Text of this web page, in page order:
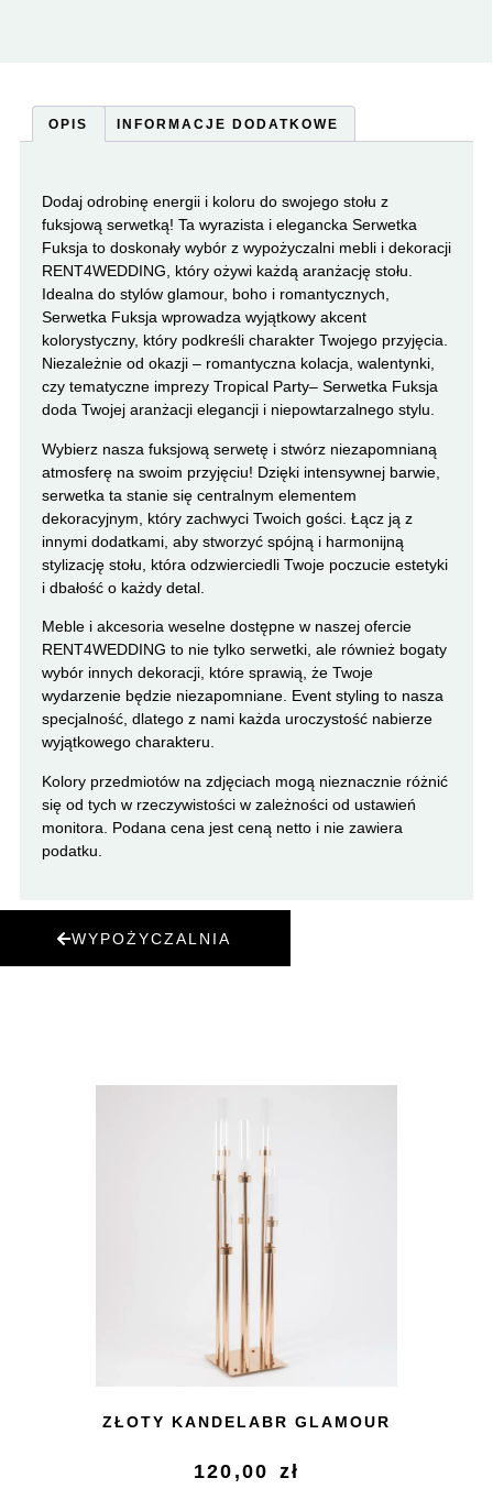
OPIS INFORMACJE DODATKOWE
Dodaj odrobinę energii i koloru do swojego stołu z
fuksjową serwetką! Ta wyrazista i elegancka Serwetka
Fuksja to doskonały wybór z wypożyczalni mebli i dekoracji
RENT4WEDDING, który ożywi każdą aranżację stołu.
Idealna do stylów glamour, boho i romantycznych,
Serwetka Fuksja wprowadza wyjątkowy akcent
kolorystyczny, który podkreśli charakter Twojego przyjęcia.
Niezależnie od okazji – romantyczna kolacja, walentynki,
czy tematyczne imprezy Tropical Party– Serwetka Fuksja
doda Twojej aranżacji elegancji i niepowtarzalnego stylu.
Wybierz nasza fuksjową serwetę i stwórz niezapomnianą
atmosferę na swoim przyjęciu! Dzięki intensywnej barwie,
serwetka ta stanie się centralnym elementem
dekoracyjnym, który zachwyci Twoich gości. Łącz ją z
innymi dodatkami, aby stworzyć spójną i harmonijną
stylizację stołu, która odzwierciedli Twoje poczucie estetyki
i dbałość o każdy detal.
Meble i akcesoria weselne dostępne w naszej ofercie
RENT4WEDDING to nie tylko serwetki, ale również bogaty
wybór innych dekoracji, które sprawią, że Twoje
wydarzenie będzie niezapomniane. Event styling to nasza
specjalność, dlatego z nami każda uroczystość nabierze
wyjątkowego charakteru.
Kolory przedmiotów na zdjęciach mogą nieznacznie różnić
się od tych w rzeczywistości w zależności od ustawień
monitora. Podana cena jest ceną netto i nie zawiera
podatku.
WYPOŻYCZALNIA
ZŁOTY KANDELABR GLAMOUR
120,00 zł